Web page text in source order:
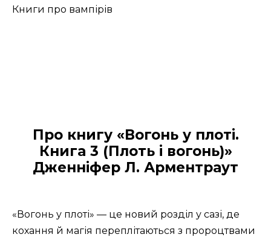
Книги про вампірів
Про книгу «Вогонь у плоті.
Книга 3 (Плоть і вогонь)»
Дженніфер Л. Арментраут
«Вогонь у плоті» — це новий розділ у сазі, де
кохання й магія переплітаються з пророцтвами